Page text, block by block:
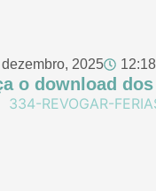
dezembro, 2025 12:18
o download
334-REVOGAR-